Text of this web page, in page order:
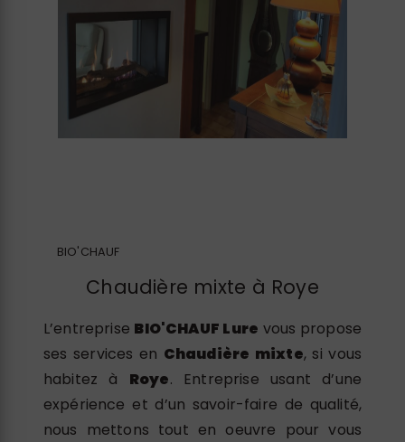
BIO'CHAUF
Chaudière mixte à Roye
L’entreprise BIO'CHAUF Lure vous propose
ses services en Chaudière mixte, si vous
habitez à Roye. Entreprise usant d’une
expérience et d’un savoir-faire de qualité,
nous mettons tout en oeuvre pour vous